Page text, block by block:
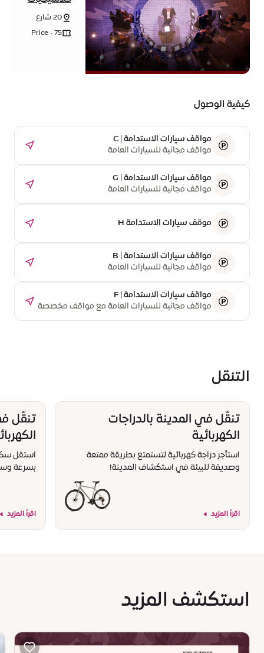
موسيقى
الروك فرقة
الفردوس
20 شارع
الشروق -
Price • 75
كيفية الوصول
مواقف سيارات الاستدامة | C
مواقف مجانية للسيارات العامة
مواقف سيارات الاستدامة | G
مواقف مجانية للسيارات العامة
موقف سيارات الاستدامة H
مواقف سيارات الاستدامة | B
مواقف مجانية للسيارات العامة
مواقف سيارات الاستدامة | F
مواقف مجانية للسيارات العامة مع مواقف مخصصة
لشحن السيارات الكهربائية
التنقل
تنقّل في المدينة بالدراجات
الكهربائية
استأجر دراجة كهربائية لتستمتع بطريقة ممتعة
وصديقة للبيئة في استكشاف المدينة!
اقرأ المزيد
تنقّل
استقل
بسرعة
اقرأ المزيد
استكشف المزيد